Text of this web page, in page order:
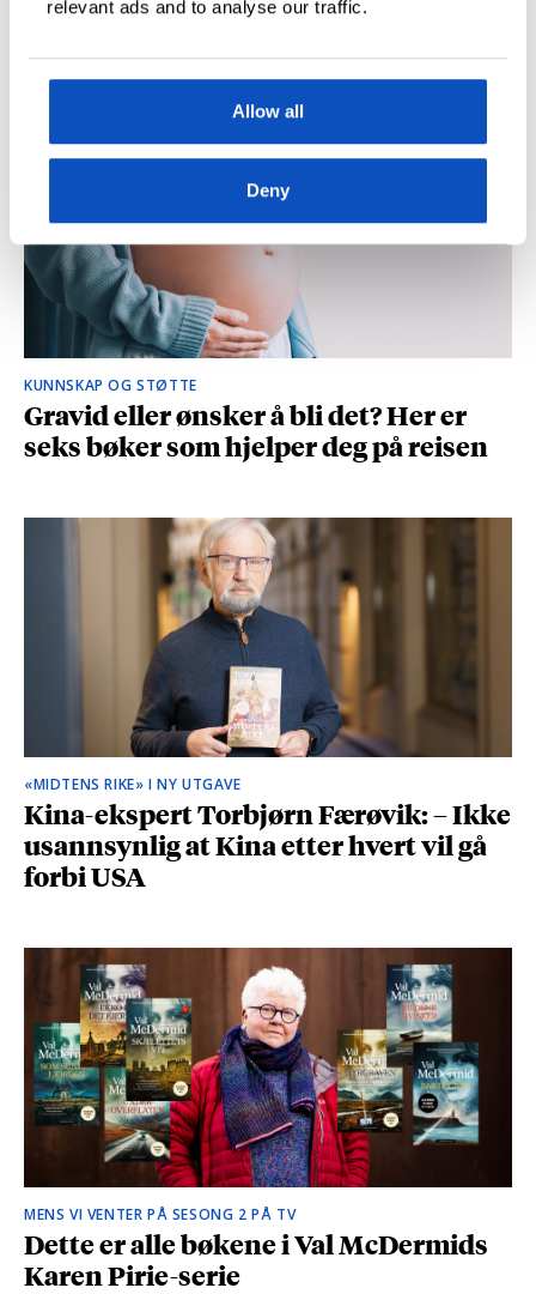
relevant ads and to analyse our traffic.
Allow all
Deny
og spionasje ble helt uinteressant i
KUNNSKAP OG STØTTE
Gravid eller ønsker å bli det? Her er
seks bøker som hjelper deg på reisen
«MIDTENS RIKE» I NY UTGAVE
Kina-ekspert Torbjørn Færøvik: – Ikke
usannsynlig at Kina etter hvert vil gå
forbi USA
MENS VI VENTER PÅ SESONG 2 PÅ TV
Dette er alle bøkene i Val McDermids
Karen Pirie-serie